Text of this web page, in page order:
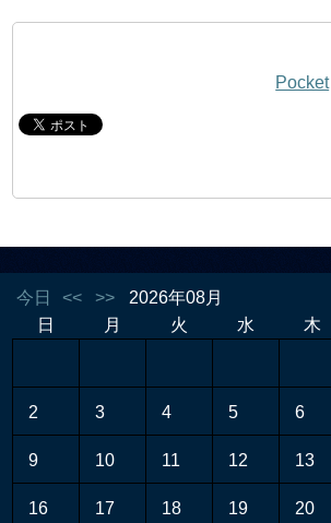
Pocket
今日 << >>
2026年08月
日
月 火 水 木
2 3 4 5 6
9 10 11 12 13
16 17 18 19 20